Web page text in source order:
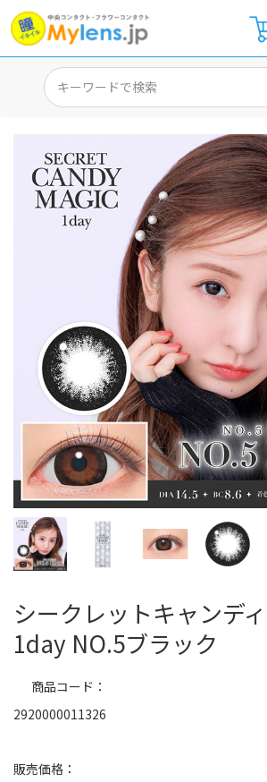
シークレットキャンデ
1day NO.5ブラック
商品コード
2920000011326